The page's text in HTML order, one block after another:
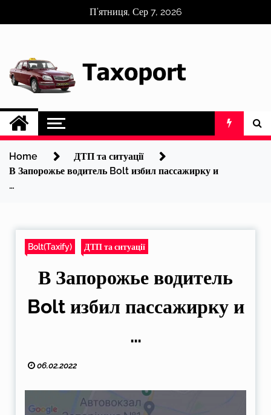
П’ятниця, Сер 7, 2026
Home
ДТП та ситуації
В Запорожье водитель Bolt избил пассажирку и
…
Bolt(Taxify) ДТП та ситуації
В Запорожье водитель
Bolt избил пассажирку и
…
06.02.2022